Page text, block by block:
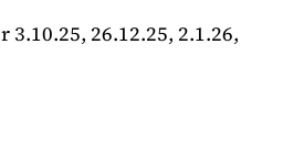
26.12.25, 2.1.26,